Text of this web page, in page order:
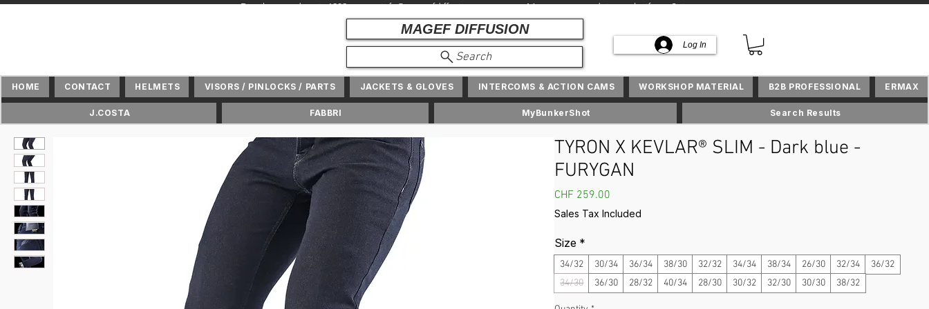
+ Distributeur depuis 1982 + info@ magefdiffusion.com + Marques et produits exclusifs en Suisse
Log In
MAGEF DIFFUSION
Search
TYRON X KEVLAR® SLIM - Dark blue -
FURYGAN
CHF 259.00
Sales Tax Included
Size *
34/32 30/34 36/34 38/30 32/32 34/34 38/34 26/30 32/34
36/32
34/30
36/30 28/32 40/34 28/30 30/32 32/30 30/30 38/32
HOME CONTACT HELMETS VISORS / PINLOCKS / PARTS JACKETS & GLOVES INTERCOMS & ACTION CAMS WORKSHOP MATERIAL B2B PROFESSIONAL ERMAX
J.COSTA FABBRI MyBunkerShot Search Results